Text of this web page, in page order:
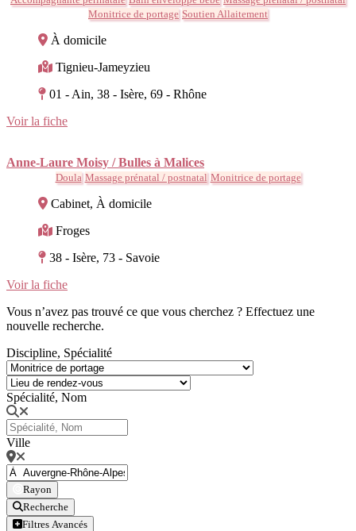
Monitrice de portage Soutien Allaitement
À domicile
Tignieu-Jameyzieu
01 - Ain, 38 - Isère, 69 - Rhône
Voir la fiche
Anne-Laure Moisy / Bulles à Malices
Doula Massage prénatal / postnatal Monitrice de portage
Cabinet, À domicile
Froges
38 - Isère, 73 - Savoie
Voir la fiche
Vous n’avez pas trouvé ce que vous cherchez ? Effectuez une
nouvelle recherche.
Discipline, Spécialité
Spécialité, Nom
Ville
Rayon
Recherche
Filtres Avancés